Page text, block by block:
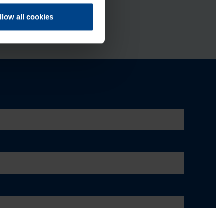
all cookies